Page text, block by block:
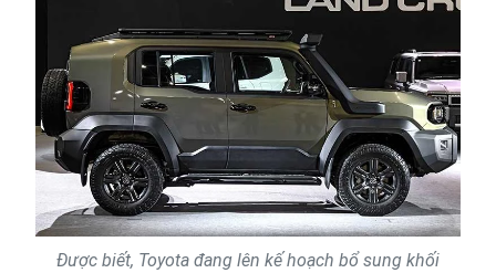
Được biết, Toyota đang lên kế hoạch bổ sung khối